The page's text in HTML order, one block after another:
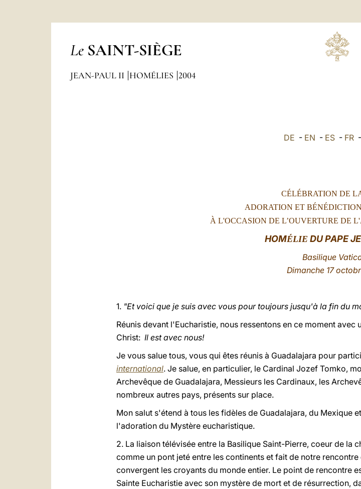
Le SAINT-SIÈGE
JEAN-PAUL II HOMÉLIES 2004
DE - EN - ES - FR -
CÉLÉBRATION DE
ADORATION ET
À L'OCCASION DE L’OUVERTURE DE
HOMÉLIE DU PAPE
Basilique
Dimanche 17
1. "Et voici que je suis avec vous pour toujours jusqu'à la fin du
Réunis devant l'Eucharistie, nous ressentons en ce moment
Christ: Il est avec nous!
Je vous salue tous, vous qui êtes réunis à Guadalajara pour
international. Je salue, en particulier, le Cardinal Jozef Tomko,
Archevêque de Guadalajara, Messieurs les Cardinaux, les
nombreux autres pays, présents sur place.
Mon salut s'étend à tous les fidèles de Guadalajara, du Mexique
l'adoration du Mystère eucharistique.
2. La liaison télévisée entre la Basilique Saint-Pierre, coeur de la
comme un pont jeté entre les continents et fait de notre rencontre
convergent les croyants du monde entier. Le point de rencontre
Sainte Eucharistie avec son mystère de mort et de résurrection,